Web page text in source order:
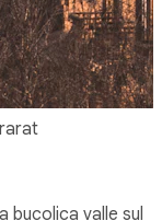
bucolica valle sul